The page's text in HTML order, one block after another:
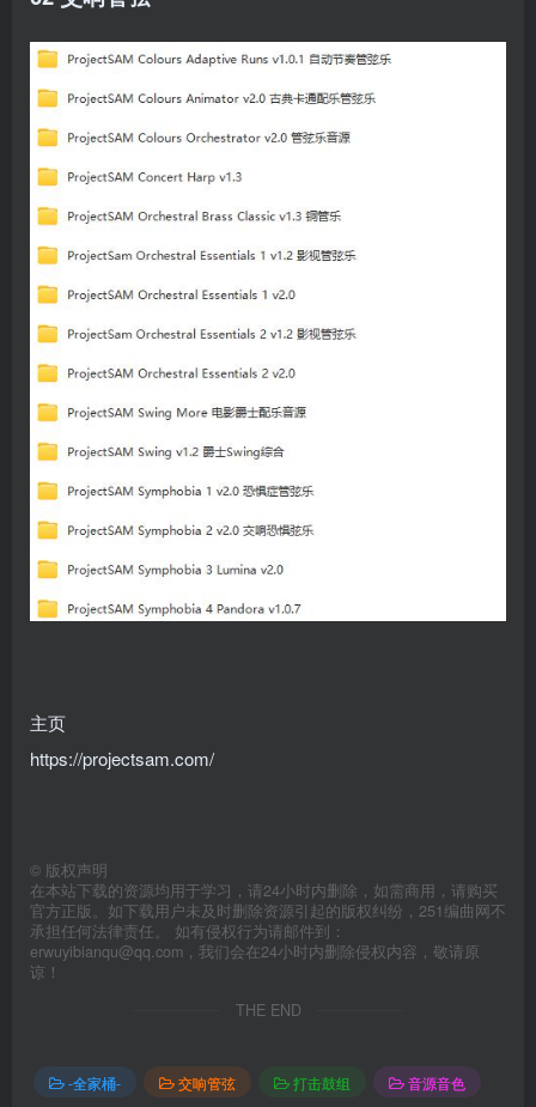
主页
https://projectsam.com/
© 版权声明
在本站下载的资源均用于学习，请24小时内删除，如需商用，请购买
官方正版。如下载用户未及时删除资源引起的版权纠纷，251编曲网不
承担任何法律责任。 如有侵权行为请邮件到：
erwuyibianqu@qq.com，我们会在24小时内删除侵权内容，敬请原
谅！
THE END
-全家桶- 交响管弦 打击鼓组 音源音色